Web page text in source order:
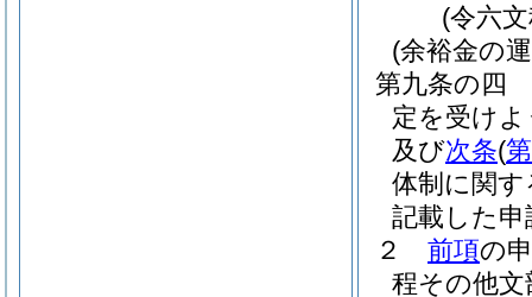
(令六
(余裕金の
第九条の四
定を受け
及び次条(
体制に関
記載した
２
前項の
程その他